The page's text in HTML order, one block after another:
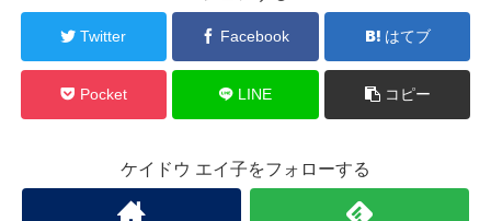
Twitter Facebook はてブ
Pocket LINE コピー
ケイドウ エイ子をフォローする